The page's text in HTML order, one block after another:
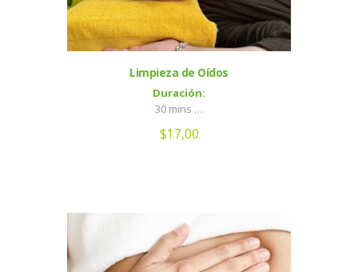
Limpieza de Oídos
Duración:
30 mins …
$17,00